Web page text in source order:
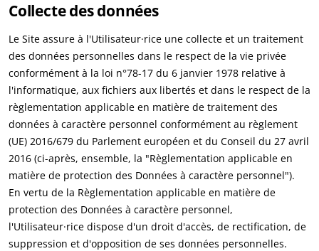
Collecte des données
Le Site assure à l'Utilisateur·rice une collecte et un traitement
des données personnelles dans le respect de la vie privée
conformément à la loi n°78-17 du 6 janvier 1978 relative à
l'informatique, aux fichiers aux libertés et dans le respect de la
règlementation applicable en matière de traitement des
données à caractère personnel conformément au règlement
(UE) 2016/679 du Parlement européen et du Conseil du 27 avril
2016 (ci-après, ensemble, la "Règlementation applicable en
matière de protection des Données à caractère personnel").
En vertu de la Règlementation applicable en matière de
protection des Données à caractère personnel,
l'Utilisateur·rice dispose d'un droit d'accès, de rectification, de
suppression et d'opposition de ses données personnelles.